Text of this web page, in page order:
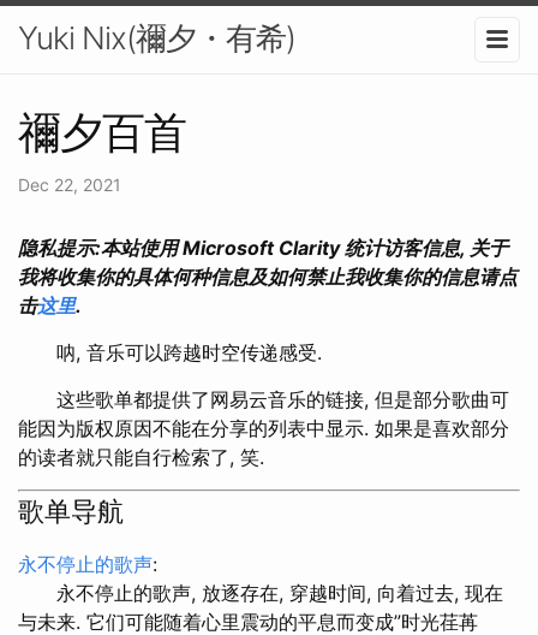
Yuki Nix(禰夕・有希)
禰夕百首
Dec 22, 2021
隐私提示:本站使用 Microsoft Clarity 统计访客信息, 关于
我将收集你的具体何种信息及如何禁止我收集你的信息请点
击这里.
呐, 音乐可以跨越时空传递感受.
这些歌单都提供了网易云音乐的链接, 但是部分歌曲可
能因为版权原因不能在分享的列表中显示. 如果是喜欢部分
的读者就只能自行检索了, 笑.
歌单导航
永不停止的歌声:
永不停止的歌声, 放逐存在, 穿越时间, 向着过去, 现在
与未来. 它们可能随着心里震动的平息而变成”时光荏苒